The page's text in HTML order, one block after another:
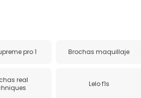
pro 1 Brochas maquillaje
real
Lelo f1s